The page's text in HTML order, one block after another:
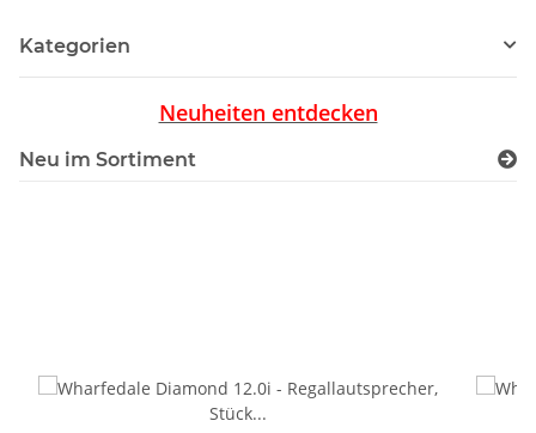
Kategorien
Neuheiten entdecken
Neu im Sortiment